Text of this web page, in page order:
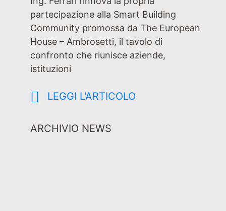
partecipazione alla Smart Building
Community promossa da The European
House – Ambrosetti, il tavolo di
confronto che riunisce aziende,
istituzioni
LEGGI L'ARTICOLO
ARCHIVIO NEWS